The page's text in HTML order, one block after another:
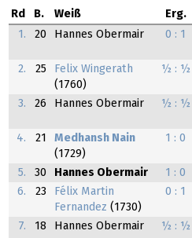
Rd B. Weiß Erg.
1.
20 Hannes Obermair 0 : 1
2.
25
Felix Wingerath
(1760)
½ : ½
3. 26 Hannes Obermair ½ : ½
4.
21
Medhansh Nain
(1729)
1 : 0
5. 30 Hannes Obermair 1 : 0
6.
23
Félix Martin
Fernandez (1730)
0 : 1
7. 18 Hannes Obermair ½ : ½